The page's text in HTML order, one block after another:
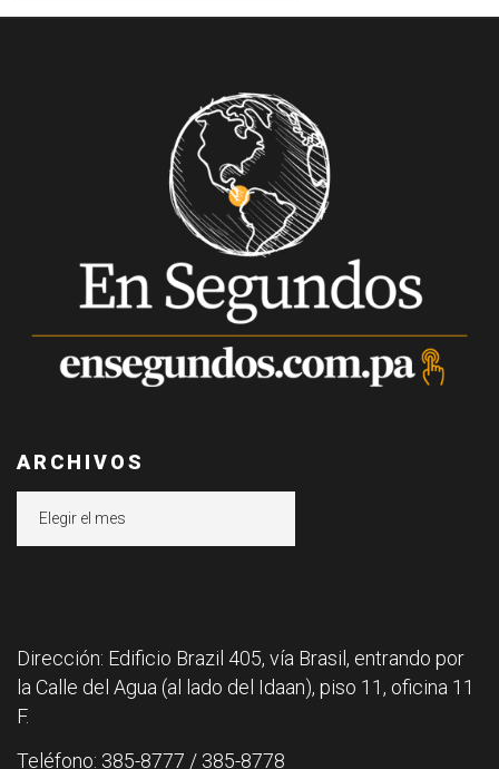
ARCHIVOS
Dirección: Edificio Brazil 405, vía Brasil, entrando por
la Calle del Agua (al lado del Idaan), piso 11, oficina 11
F.
Teléfono: 385-8777 / 385-8778